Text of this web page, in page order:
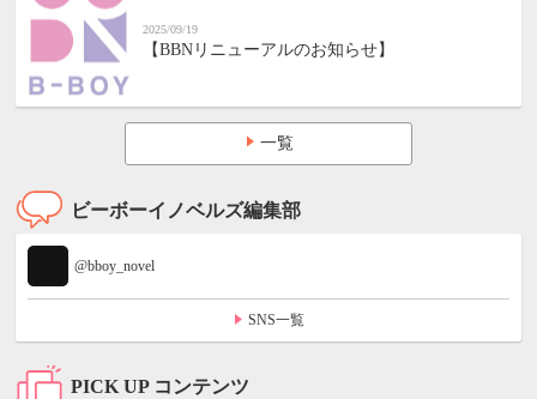
2025/09/19
【BBNリニューアルのお知らせ】
一覧
ビーボーイノベルズ編集部
@bboy_novel
SNS一覧
PICK UP コンテンツ